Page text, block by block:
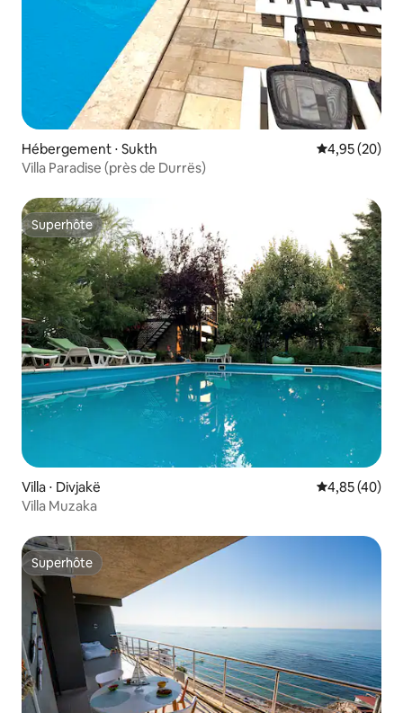
Hébergement ⋅ Sukth Évaluation
4,95 (20)
Villa Paradise (près de Durrës)
Superhôte
Superhôte
Villa ⋅ Divjakë Évaluation
4,85 (40)
Villa Muzaka
Superhôte
Superhôte